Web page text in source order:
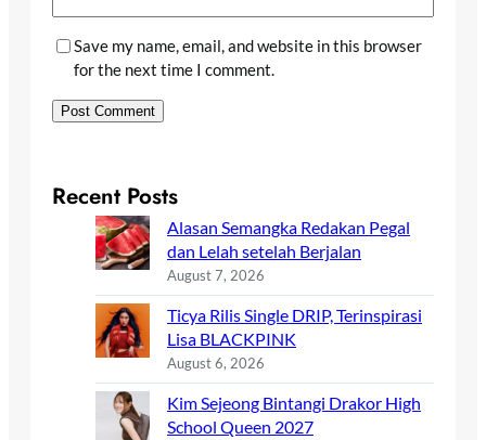
Save my name, email, and website in this browser
for the next time I comment.
Recent Posts
Alasan Semangka Redakan Pegal
dan Lelah setelah Berjalan
August 7, 2026
Ticya Rilis Single DRIP, Terinspirasi
Lisa BLACKPINK
August 6, 2026
Kim Sejeong Bintangi Drakor High
School Queen 2027